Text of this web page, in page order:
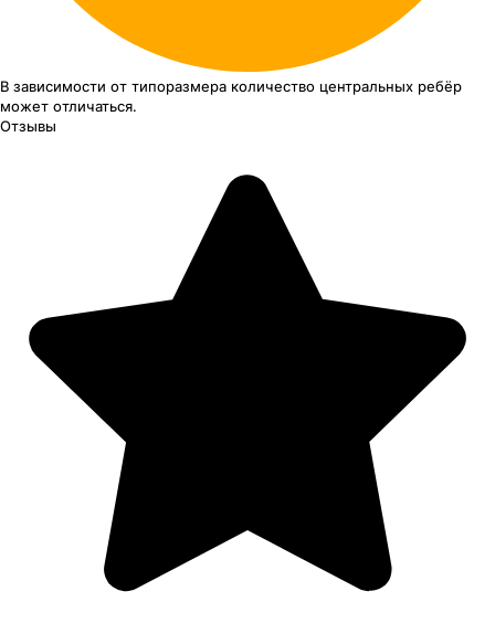
В зависимости от типоразмера количество центральных ребёр
может отличаться.
Отзывы